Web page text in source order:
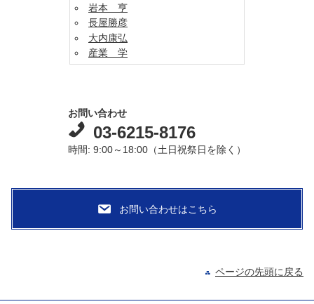
岩本 亨
長屋勝彦
大内康弘
産業 学
お問い合わせ
03-6215-8176
時間: 9:00～18:00（土日祝祭日を除く）
ページの先頭に戻る